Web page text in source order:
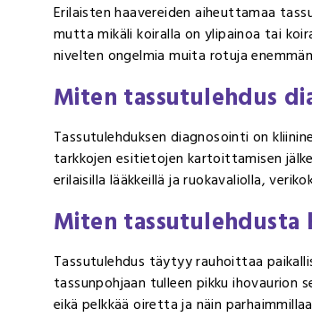
Erilaisten haavereiden aiheuttamaa
mutta mikäli koiralla on ylipainoa tai
nivelten ongelmia muita rotuja
Miten tassutulehdus
Tassutulehduksen diagnosointi on
tarkkojen esitietojen kartoittamisen
erilaisilla lääkkeillä ja ruokavaliolla,
Miten tassutulehdusta
Tassutulehdus täytyy rauhoittaa
tassunpohjaan tulleen pikku
eikä pelkkää oiretta ja näin